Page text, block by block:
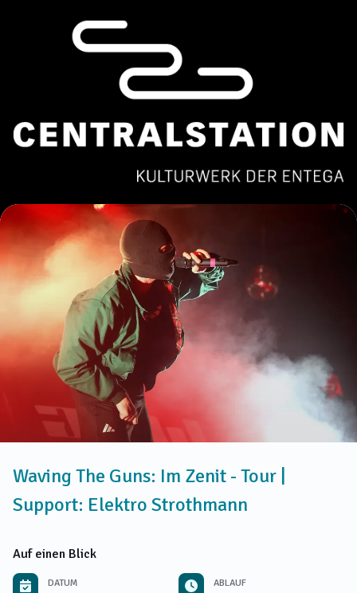
Waving The Guns: Im Zenit - Tour |
Support: Elektro Strothmann
Auf einen Blick
DATUM ABLAUF